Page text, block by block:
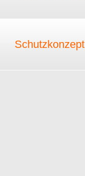
Schutzkonzept